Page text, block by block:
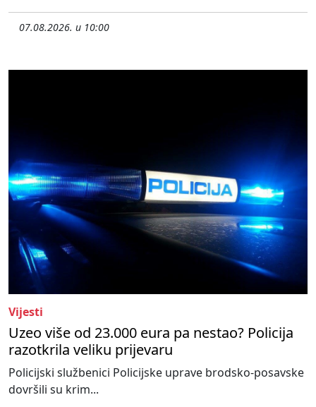
07.08.2026. u 10:00
Vijesti
Uzeo više od 23.000 eura pa nestao? Policija
razotkrila veliku prijevaru
Policijski službenici Policijske uprave brodsko-posavske
dovršili su krim...